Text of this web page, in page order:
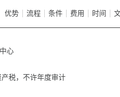
优势 流程 条件 费用 时间
心
税，不许年度审计